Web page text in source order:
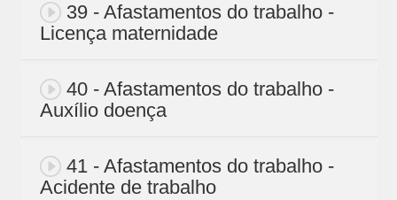
39 - Afastamentos do trabalho -
Licença maternidade
40 - Afastamentos do trabalho -
Auxílio doença
41 - Afastamentos do trabalho -
Acidente de trabalho